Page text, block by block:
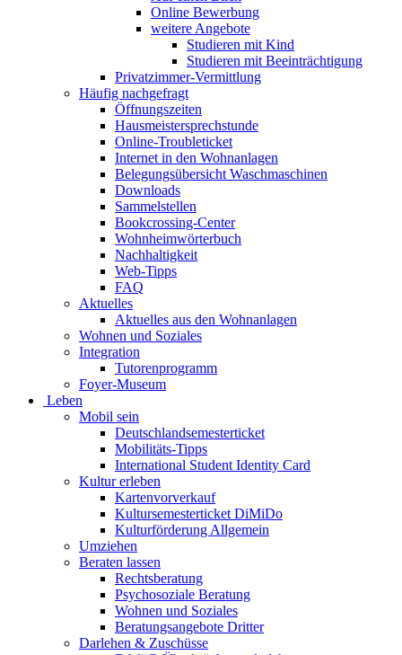
Online Bewerbung
weitere Angebote
Studieren mit Kind
Studieren mit Beeinträchtigung
Privatzimmer-Vermittlung
Häufig nachgefragt
Öffnungszeiten
Hausmeistersprechstunde
Online-Troubleticket
Internet in den Wohnanlagen
Belegungsübersicht Waschmaschinen
Downloads
Sammelstellen
Bookcrossing-Center
Wohnheimwörterbuch
Nachhaltigkeit
Web-Tipps
FAQ
Aktuelles
Aktuelles aus den Wohnanlagen
Wohnen und Soziales
Integration
Tutorenprogramm
Foyer-Museum
Leben
Mobil sein
Deutschlandsemesterticket
Mobilitäts-Tipps
International Student Identity Card
Kultur erleben
Kartenvorverkauf
Kultursemesterticket DiMiDo
Kulturförderung Allgemein
Umziehen
Beraten lassen
Rechtsberatung
Psychosoziale Beratung
Wohnen und Soziales
Beratungsangebote Dritter
Darlehen & Zuschüsse